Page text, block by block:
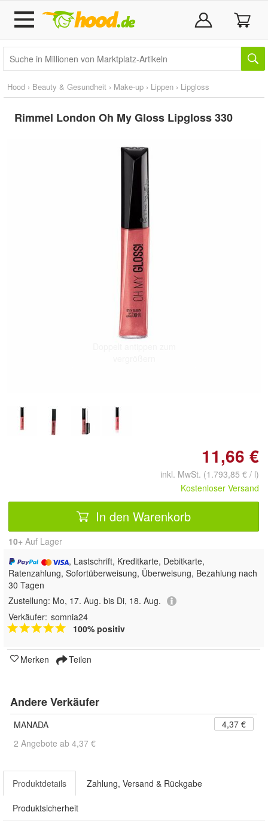
Hood › Beauty & Gesundheit › Make-up › Lippen › Lipgloss
Rimmel London Oh My Gloss Lipgloss 330
11,66 €
inkl. MwSt. (1.793,85 € / l)
Kostenloser Versand
In den Warenkorb
10+ Auf Lager
, Lastschrift, Kreditkarte, Debitkarte,
Ratenzahlung, Sofortüberweisung, Überweisung, Bezahlung nach
30 Tagen
Zustellung: Mo, 17. Aug. bis Di, 18. Aug.
Verkäufer: somnia24
100% positiv
Merken Teilen
Andere Verkäufer
MANADA
4,37 €
2 Angebote ab 4,37 €
Produktdetails Zahlung, Versand & Rückgabe
Produktsicherheit